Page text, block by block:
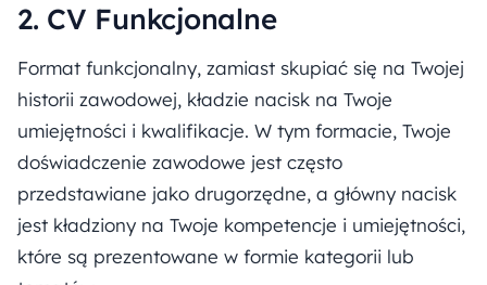
2. CV Funkcjonalne
Format funkcjonalny, zamiast skupiać się na Twojej
historii zawodowej, kładzie nacisk na Twoje
umiejętności i kwalifikacje. W tym formacie, Twoje
doświadczenie zawodowe jest często
przedstawiane jako drugorzędne, a główny nacisk
jest kładziony na Twoje kompetencje i umiejętności,
które są prezentowane w formie kategorii lub